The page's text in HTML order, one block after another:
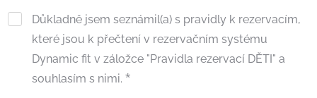
Důkladně jsem seznámil(a) s pravidly k rezervacím,
které jsou k přečtení v rezervačním systému
Dynamic fit v záložce "Pravidla rezervací DĚTI" a
souhlasím s nimi.